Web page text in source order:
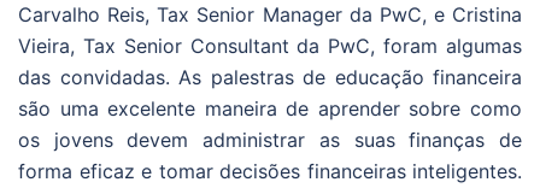
Carvalho Reis, Tax Senior Manager da PwC, e Cristina
Vieira, Tax Senior Consultant da PwC, foram algumas
das convidadas. As palestras de educação financeira
são uma excelente maneira de aprender sobre como
os jovens devem administrar as suas finanças de
forma eficaz e tomar decisões financeiras inteligentes.